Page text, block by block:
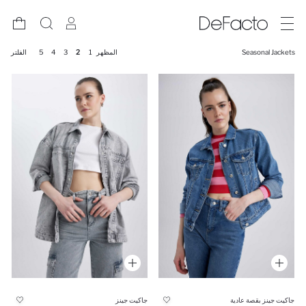
Seasonal Jackets المظهر 1
2
3
4
5 الفلتر
جاكيت جينز بقصة عادية جاكيت جينز